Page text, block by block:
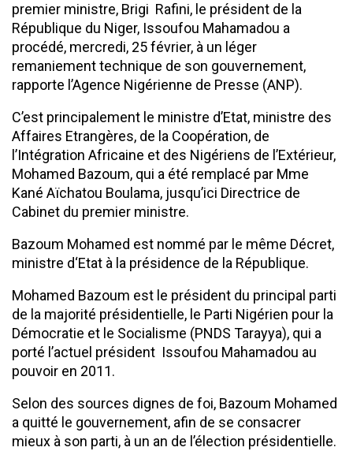
premier ministre, Brigi Rafini, le président de la
République du Niger, Issoufou Mahamadou a
procédé, mercredi, 25 février, à un léger
remaniement technique de son gouvernement,
rapporte l’Agence Nigérienne de Presse (ANP).
C’est principalement le ministre d’Etat, ministre des
Affaires Etrangères, de la Coopération, de
l’Intégration Africaine et des Nigériens de l’Extérieur,
Mohamed Bazoum, qui a été remplacé par Mme
Kané Aïchatou Boulama, jusqu’ici Directrice de
Cabinet du premier ministre.
Bazoum Mohamed est nommé par le même Décret,
ministre d‘Etat à la présidence de la République.
Mohamed Bazoum est le président du principal parti
de la majorité présidentielle, le Parti Nigérien pour la
Démocratie et le Socialisme (PNDS Tarayya), qui a
porté l’actuel président Issoufou Mahamadou au
pouvoir en 2011.
Selon des sources dignes de foi, Bazoum Mohamed
a quitté le gouvernement, afin de se consacrer
mieux à son parti, à un an de l’élection présidentielle.